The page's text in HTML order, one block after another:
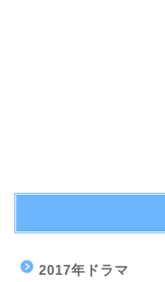
2017年ドラマ